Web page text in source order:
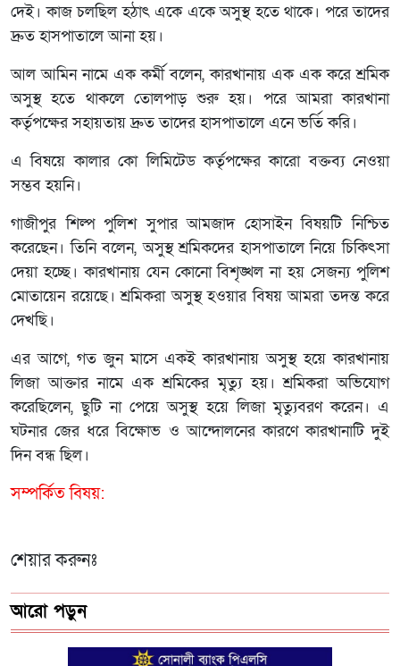
দেই। কাজ চলছিল হঠাৎ একে একে অসুস্থ হতে থাকে। পরে তাদের
দ্রুত হাসপাতালে আনা হয়।
আল আমিন নামে এক কর্মী বলেন, কারখানায় এক এক করে শ্রমিক
অসুস্থ হতে থাকলে তোলপাড় শুরু হয়। পরে আমরা কারখানা
কর্তৃপক্ষের সহায়তায় দ্রুত তাদের হাসপাতালে এনে ভর্তি করি।
এ বিষয়ে কালার কো লিমিটেড কর্তৃপক্ষের কারো বক্তব্য নেওয়া
সম্ভব হয়নি।
গাজীপুর শিল্প পুলিশ সুপার আমজাদ হোসাইন বিষয়টি নিশ্চিত
করেছেন। তিনি বলেন, অসুস্থ শ্রমিকদের হাসপাতালে নিয়ে চিকিৎসা
দেয়া হচ্ছে। কারখানায় যেন কোনো বিশৃঙ্খল না হয় সেজন্য পুলিশ
মোতায়েন রয়েছে। শ্রমিকরা অসুস্থ হওয়ার বিষয় আমরা তদন্ত করে
দেখছি।
এর আগে, গত জুন মাসে একই কারখানায় অসুস্থ হয়ে কারখানায়
লিজা আক্তার নামে এক শ্রমিকের মৃত্যু হয়। শ্রমিকরা অভিযোগ
করেছিলেন, ছুটি না পেয়ে অসুস্থ হয়ে লিজা মৃত্যুবরণ করেন। এ
ঘটনার জের ধরে বিক্ষোভ ও আন্দোলনের কারণে কারখানাটি দুই
দিন বন্ধ ছিল।
সম্পর্কিত বিষয়:
শেয়ার করুনঃ
আরো পড়ুন